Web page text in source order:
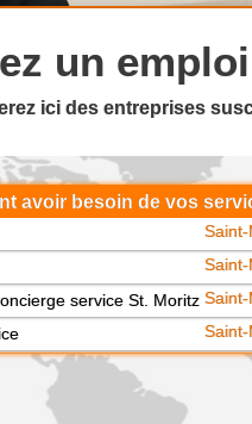
un
ici des entreprises
avoir besoin de vos
service St. Moritz